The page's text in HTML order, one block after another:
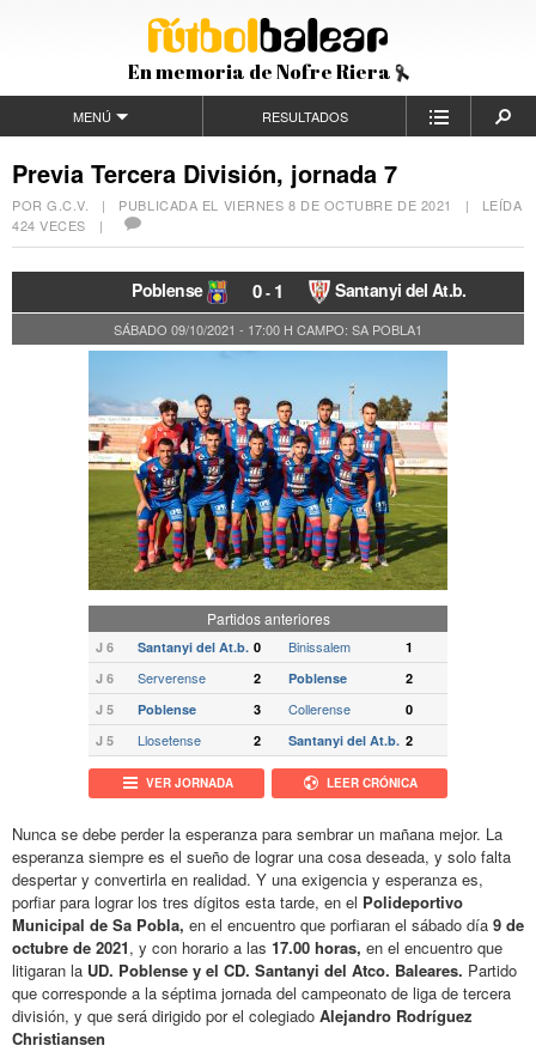
En memoria de Nofre Riera
MENÚ RESULTADOS
Previa Tercera División, jornada 7
POR G.C.V. | PUBLICADA EL VIERNES 8 DE OCTUBRE DE 2021
| LEÍDA
424 VECES |
Poblense 0- 1 Santanyi del At.b.
SÁBADO 09/10/2021 - 17:00 H CAMPO: SA POBLA1
Partidos anteriores
J 6 Santanyi del At.b. 0 Binissalem
1
J 6
Serverense 2 Poblense
2
J 5
Poblense 3 Collerense
0
J 5
Llosetense 2 Santanyi del At.b. 2
VER JORNADA LEER CRÓNICA
Nunca se debe perder la esperanza para sembrar un mañana mejor. La
esperanza siempre es el sueño de lograr una cosa deseada, y solo falta
despertar y convertirla en realidad. Y una exigencia y esperanza es,
porfiar para lograr los tres dígitos esta tarde, en el Polideportivo
Municipal de Sa Pobla, en el encuentro que porfiaran el sábado día 9 de
octubre de 2021, y con horario a las 17.00 horas, en el encuentro que
litigaran la UD. Poblense y el CD. Santanyi del Atco. Baleares. Partido
que corresponde a la séptima jornada del campeonato de liga de tercera
división, y que será dirigido por el colegiado Alejandro Rodríguez
Christiansen